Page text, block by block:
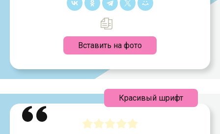
Вставить на фото
Красивый шрифт